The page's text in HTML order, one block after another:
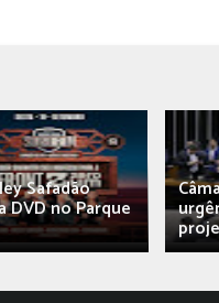
Safadão
DVD no Parque